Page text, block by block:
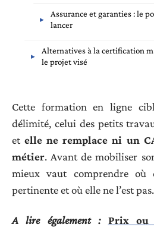
Assurance et garanties : le
lancer
Alternatives à la certification
le projet visé
Cette formation en ligne
délimité, celui des petits
etelle ne remplace ni un
métier. Avant de mobiliser
mieux vaut comprendre où
pertinente et où elle ne l’est pas.
A lire également :
Prix ou